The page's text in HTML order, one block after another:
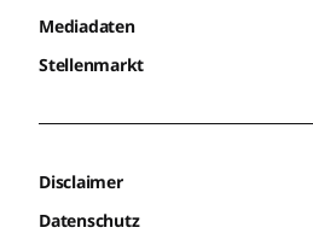
Mediadaten
Stellenmarkt
Disclaimer
Datenschutz